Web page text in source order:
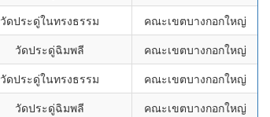
วัดประดู่ในทรงธรรม
คณะเขตบางกอกใหญ่
วัดประดู่ฉิมพลี
คณะเขตบางกอกใหญ่
วัดประดู่ในทรงธรรม
คณะเขตบางกอกใหญ่
วัดประดู่ฉิมพลี
คณะเขตบางกอกใหญ่